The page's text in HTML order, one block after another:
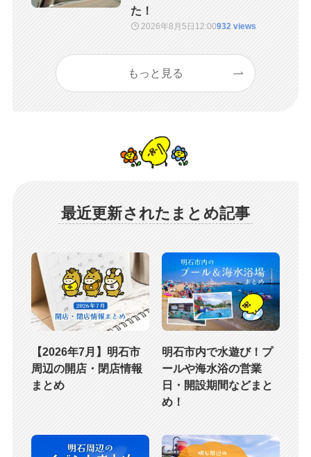
た！
2026年8月5日 12:00932 views
もっと見る
最近更新されたまとめ記事
【2026年7月】明石市
周辺の開店・閉店情報
まとめ
明石市内で水遊び！プ
ールや海水浴の営業
日・開設期間などまと
め！